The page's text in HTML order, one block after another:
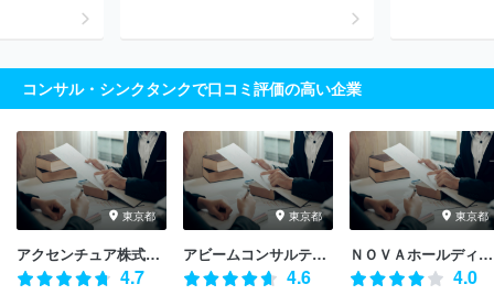
コンサル・シンクタンクで口コミ評価の高い企業
東京都
アクセンチュア株式会社
4.7
東京都
アビームコンサルティング株式会社
4.6
東京都
ＮＯＶＡホールディングス株式会社
4.0